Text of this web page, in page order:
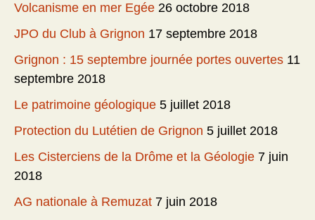
Volcanisme en mer Egée 26 octobre 2018
JPO du Club à Grignon 17 septembre 2018
Grignon : 15 septembre journée portes ouvertes 11
septembre 2018
Le patrimoine géologique 5 juillet 2018
Protection du Lutétien de Grignon 5 juillet 2018
Les Cisterciens de la Drôme et la Géologie 7 juin
2018
AG nationale à Remuzat 7 juin 2018